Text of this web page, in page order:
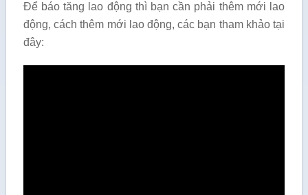
Để báo tăng lao động thì bạn cần phải thêm mới lao
động, cách thêm mới lao động, các bạn tham khảo tại
đây: